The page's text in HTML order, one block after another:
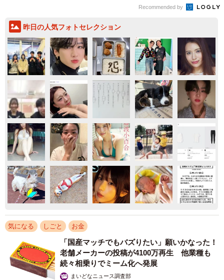
Recommended by
昨日の人気フォトセレクション
気になる しごと お金
「国産マッチでもバズりたい」願いかなった！
老舗メーカーの投稿が4100万再生 他業種も
続々相乗りでミーム化へ発展
まいどなニュース調査部